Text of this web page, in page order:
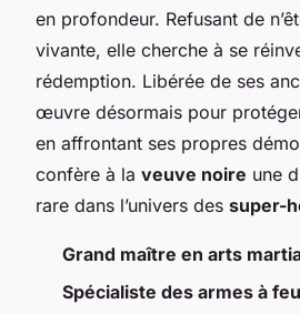
en profondeur. Refusant de
vivante, elle cherche à se
rédemption. Libérée de ses
œuvre désormais pour
en affrontant ses propres
confère à la veuve noire une
rare dans l’univers des super-
Grand maître en arts
Spécialiste des armes à feu